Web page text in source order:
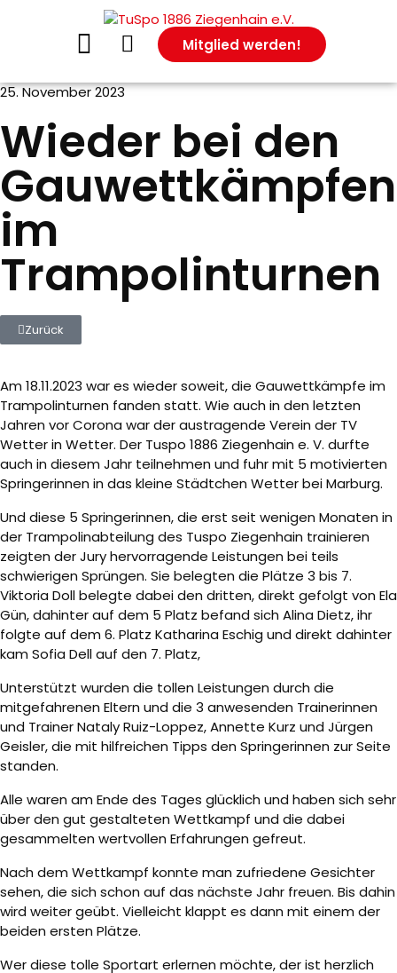
Mitglied werden!
25. November 2023
Wieder bei den
Gauwettkämpfen
im
Trampolinturnen
Zurück
Am 18.11.2023 war es wieder soweit, die Gauwettkämpfe im
Trampolinturnen fanden statt. Wie auch in den letzten
Jahren vor Corona war der austragende Verein der TV
Wetter in Wetter. Der Tuspo 1886 Ziegenhain e. V. durfte
auch in diesem Jahr teilnehmen und fuhr mit 5 motivierten
Springerinnen in das kleine Städtchen Wetter bei Marburg.
Und diese 5 Springerinnen, die erst seit wenigen Monaten in
der Trampolinabteilung des Tuspo Ziegenhain trainieren
zeigten der Jury hervorragende Leistungen bei teils
schwierigen Sprüngen. Sie belegten die Plätze 3 bis 7.
Viktoria Doll belegte dabei den dritten, direkt gefolgt von Ela
Gün, dahinter auf dem 5 Platz befand sich Alina Dietz, ihr
folgte auf dem 6. Platz Katharina Eschig und direkt dahinter
kam Sofia Dell auf den 7. Platz,
Unterstützt wurden die tollen Leistungen durch die
mitgefahrenen Eltern und die 3 anwesenden Trainerinnen
und Trainer Nataly Ruiz-Loppez, Annette Kurz und Jürgen
Geisler, die mit hilfreichen Tipps den Springerinnen zur Seite
standen.
Alle waren am Ende des Tages glücklich und haben sich sehr
über den gut gestalteten Wettkampf und die dabei
gesammelten wertvollen Erfahrungen gefreut.
Nach dem Wettkampf konnte man zufriedene Gesichter
sehen, die sich schon auf das nächste Jahr freuen. Bis dahin
wird weiter geübt. Vielleicht klappt es dann mit einem der
beiden ersten Plätze.
Wer diese tolle Sportart erlernen möchte, der ist herzlich